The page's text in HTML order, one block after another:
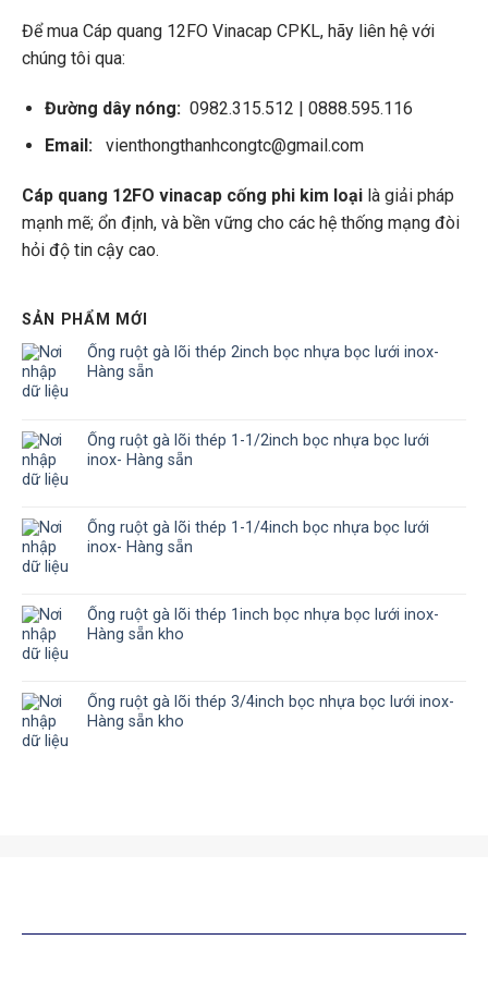
Để mua Cáp quang 12FO Vinacap CPKL, hãy liên hệ với
chúng tôi qua:
Đường dây nóng:0982.315.512 | 0888.595.116
Email:vienthongthanhcongtc@gmail.com
Cáp quang 12FO vinacap cống phi kim loạilà giải pháp
mạnh mẽ; ổn định, và bền vững cho các hệ thống mạng đòi
hỏi độ tin cậy cao.
SẢN PHẨM MỚI
Ống ruột gà lõi thép 2inch bọc nhựa bọc lưới inox-
Hàng sẵn
Ống ruột gà lõi thép 1-1/2inch bọc nhựa bọc lưới
inox- Hàng sẵn
Ống ruột gà lõi thép 1-1/4inch bọc nhựa bọc lưới
inox- Hàng sẵn
Ống ruột gà lõi thép 1inch bọc nhựa bọc lưới inox-
Hàng sẵn kho
Ống ruột gà lõi thép 3/4inch bọc nhựa bọc lưới inox-
Hàng sẵn kho